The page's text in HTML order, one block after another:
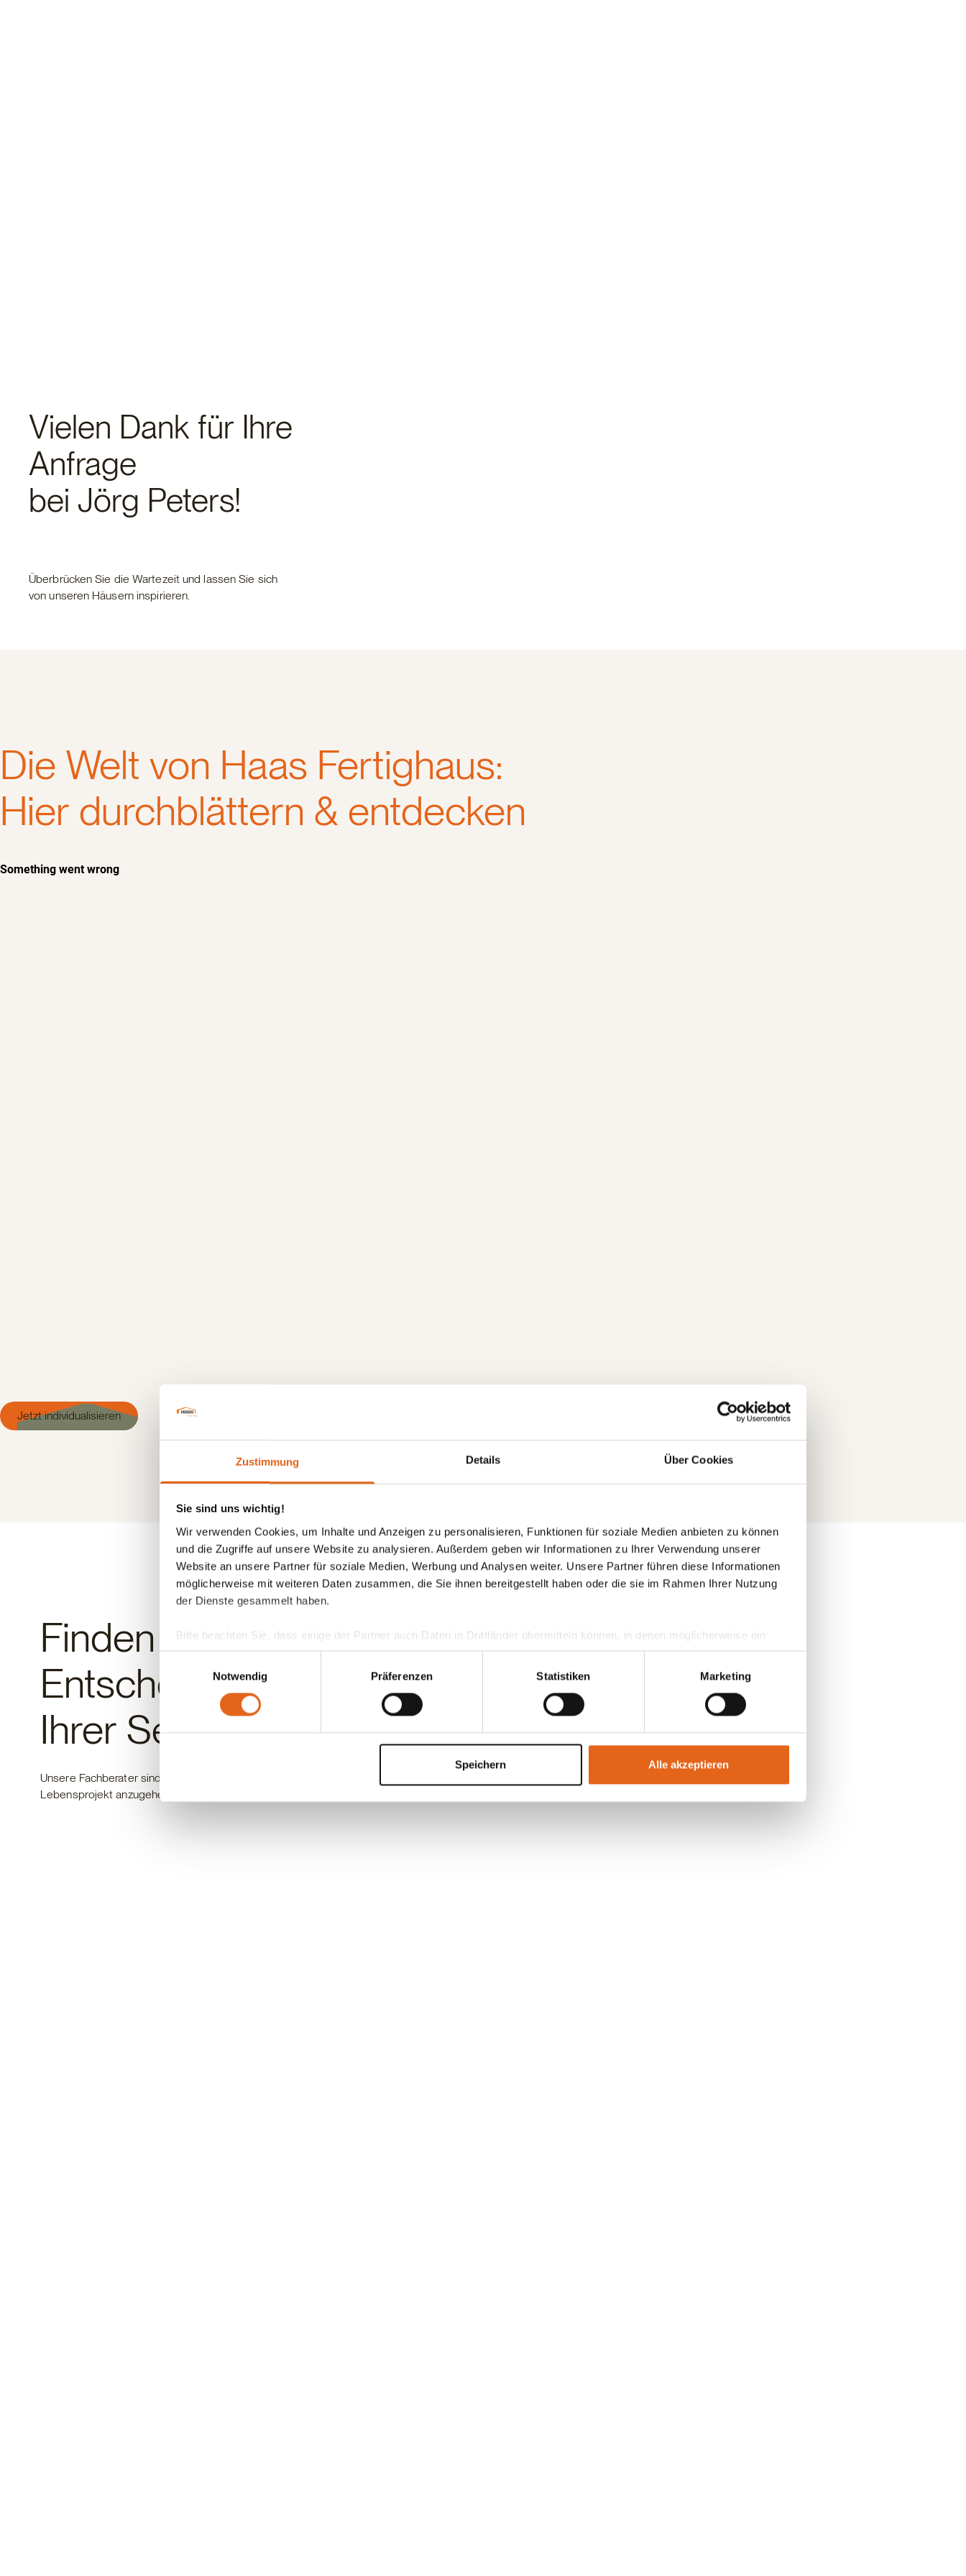
Zustimmung Details Über Cookies
Sie sind uns wichtig!
Wir verwenden Cookies, um Inhalte und Anzeigen zu personalisieren, Funktionen für soziale Medien anbieten zu können
und die Zugriffe auf unsere Website zu analysieren. Außerdem geben wir Informationen zu Ihrer Verwendung unserer
Website an unsere Partner für soziale Medien, Werbung und Analysen weiter. Unsere Partner führen diese Informationen
möglicherweise mit weiteren Daten zusammen, die Sie ihnen bereitgestellt haben oder die sie im Rahmen Ihrer Nutzung
der Dienste gesammelt haben.
Bitte beachten Sie, dass einige der Partner auch Daten in Drittländer übermitteln können, in denen möglicherweise ein
anderes Datenschutzniveau besteht als in der EU. Wir stellen sicher, dass die Übermittlung Ihrer Daten in
Übereinstimmung mit den geltenden Datenschutzgesetzen erfolgt und geeignete Schutzmaßnahmen getroffen werden.
Sie geben Einwilligung zu unseren Cookies, wenn Sie unsere Webseite weiterhin nutzen.
Notwendig
Präferenzen Statistiken Marketing
Speichern Alle akzeptieren
Vielen Dank für Ihre
Anfrage
bei Jörg Peters!
Überbrücken Sie die Wartezeit und lassen Sie sich
von unseren Häusern inspirieren.
Die Welt von Haas Fertighaus:
Hier durchblättern & entdecken
Jetzt individualisieren
Finden Sie Einfachheit in Ihren
Entscheidungen – mit uns an
Ihrer Seite!
Unsere Fachberater sind in Ihrer Nähe und kennen die lokalen Bauherren-Bedürfnisse. So gelingt es partnerschaftlich Ihr
Lebensprojekt anzugehen. Scheuen Sie sich nicht uns kennenzulernen - gerne digital oder vor Ort.